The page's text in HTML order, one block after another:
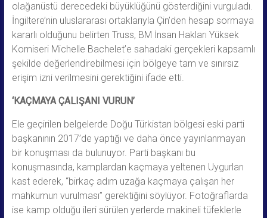
olağanüstü derecedeki büyüklüğünü gösterdiğini vurguladı.
İngiltere’nin uluslararası ortaklarıyla Çin’den hesap sormaya
kararlı olduğunu belirten Truss, BM İnsan Hakları Yüksek
Komiseri Michelle Bachelet’e sahadaki gerçekleri kapsamlı
şekilde değerlendirebilmesi için bölgeye tam ve sınırsız
erişim izni verilmesini gerektiğini ifade etti.
‘KAÇMAYA ÇALIŞANI VURUN’
Ele geçirilen belgelerde Doğu Türkistan bölgesi eski parti
başkanının 2017’de yaptığı ve daha önce yayınlanmayan
bir konuşması da bulunuyor. Parti başkanı bu
konuşmasında, kamplardan kaçmaya yeltenen Uygurları
kast ederek, “birkaç adım uzağa kaçmaya çalışan her
mahkumun vurulması” gerektiğini söylüyor. Fotoğraflarda
ise kamp olduğu ileri sürülen yerlerde makineli tüfeklerle